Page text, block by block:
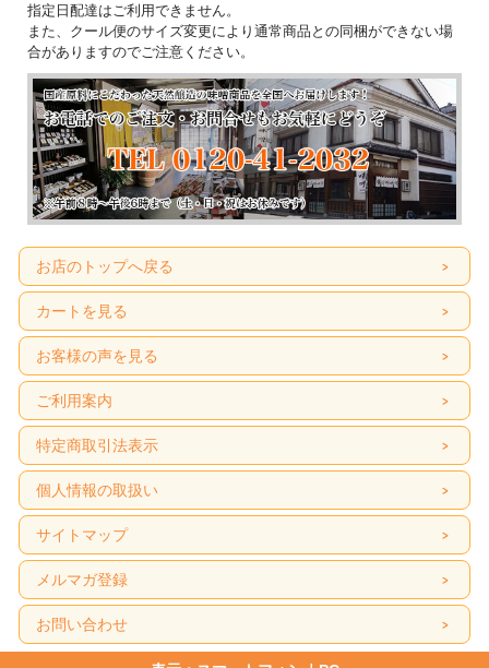
指定日配達はご利用できません。
また、クール便のサイズ変更により通常商品との同梱ができない場
合がありますのでご注意ください。
お店のトップへ戻る
カートを見る
お客様の声を見る
ご利用案内
特定商取引法表示
個人情報の取扱い
サイトマップ
メルマガ登録
お問い合わせ